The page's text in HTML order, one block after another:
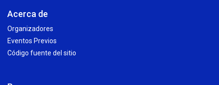
Acerca de
Organizadores
Eventos Previos
Código fuente del sitio